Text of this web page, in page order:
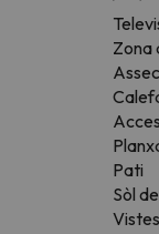
Zona
Pati
Sòl